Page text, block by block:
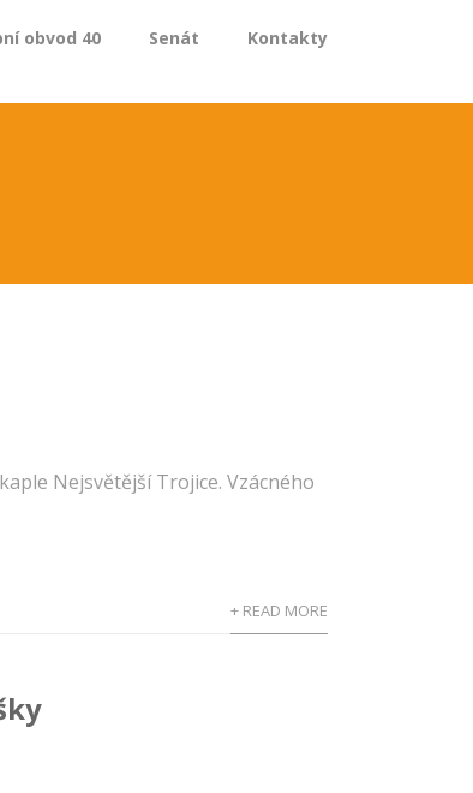
obvod 40 Senát Kontakty
Nejsvětější Trojice. Vzácného
+ READ MORE